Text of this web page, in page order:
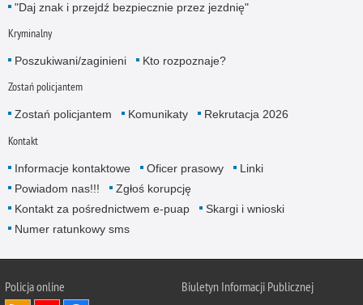
"Daj znak i przejdź bezpiecznie przez jezdnię"
Kryminalny
Poszukiwani/zaginieni Kto rozpoznaje?
Zostań policjantem
Zostań policjantem Komunikaty Rekrutacja 2026
Kontakt
Informacje kontaktowe Oficer prasowy
Linki
Powiadom nas!!!
Zgłoś korupcję
Kontakt za pośrednictwem e-puap
Skargi i wnioski
Numer ratunkowy sms
Policja online Biuletyn Informacji Publicznej